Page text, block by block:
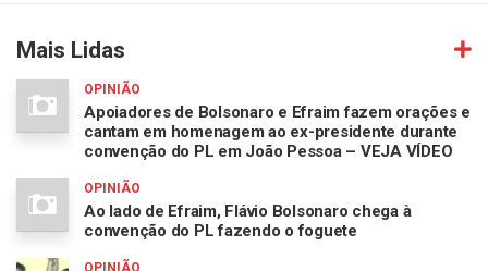
Mais Lidas
OPINIÃO
Apoiadores de Bolsonaro e Efraim fazem orações e
cantam em homenagem ao ex-presidente durante
convenção do PL em João Pessoa – VEJA VÍDEO
OPINIÃO
Ao lado de Efraim, Flávio Bolsonaro chega à
convenção do PL fazendo o foguete
OPINIÃO